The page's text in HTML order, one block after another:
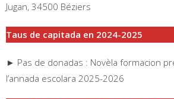
Jugan, 34500 Béziers
Taus de capitada en 2024-2025
► Pas de donadas : Novèla formacion
l’annada escolara 2025-2026